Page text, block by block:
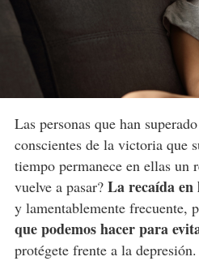
Las personas que han superado
conscientes de la victoria que
tiempo permanece en ellas un
vuelve a pasar?La recaída en
y lamentablemente frecuente,
que podemos hacer para
protégete frente a la depresión.